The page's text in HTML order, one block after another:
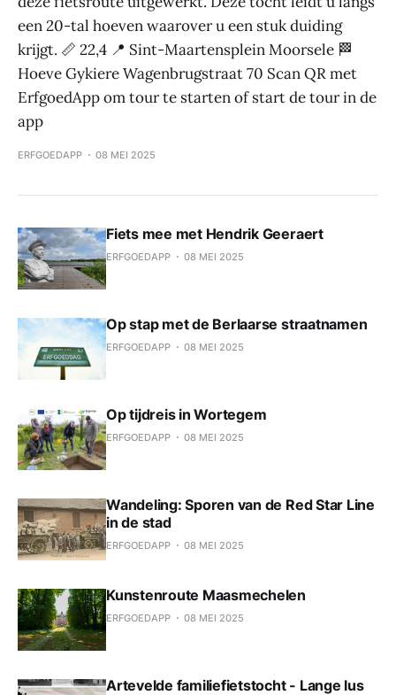
een 20-tal hoeven waarover u een stuk duiding
krijgt. 📏 22,4 📍 Sint-Maartensplein Moorsele 🏁
Hoeve Gykiere Wagenbrugstraat 70 Scan QR met
ErfgoedApp om tour te starten of start de tour in de
app
ERFGOEDAPP 08 MEI 2025
Fiets mee met Hendrik Geeraert
ERFGOEDAPP 08 MEI 2025
Op stap met de Berlaarse straatnamen
ERFGOEDAPP 08 MEI 2025
Op tijdreis in Wortegem
ERFGOEDAPP 08 MEI 2025
Wandeling: Sporen van de Red Star Line
in de stad
ERFGOEDAPP 08 MEI 2025
Kunstenroute Maasmechelen
ERFGOEDAPP 08 MEI 2025
Artevelde familiefietstocht - Lange lus